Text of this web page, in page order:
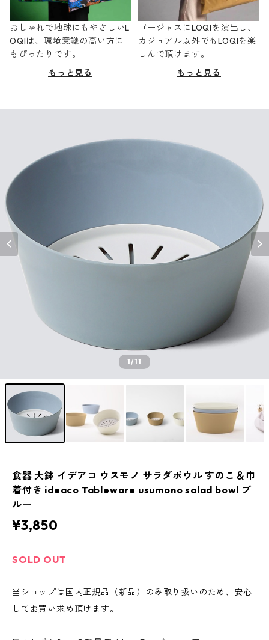
おしゃれで地球にもやさしいL
OQIは、環境意識の高い方に
もぴったりです。
もっと見る
ゴージャスにLOQIを演出し、
カジュアル以外でもLOQIを楽
しんで頂けます。
もっと見る
1/11
食器 大鉢 イデアコ ウスモノ サラダボウル すのこ＆巾
着付き ideaco Tableware usumono salad bowl ブ
ルー
¥3,850
SOLD OUT
当ショップは国内正規品（新品）のみ取り扱いのため、安心
してお買い求め頂けます。